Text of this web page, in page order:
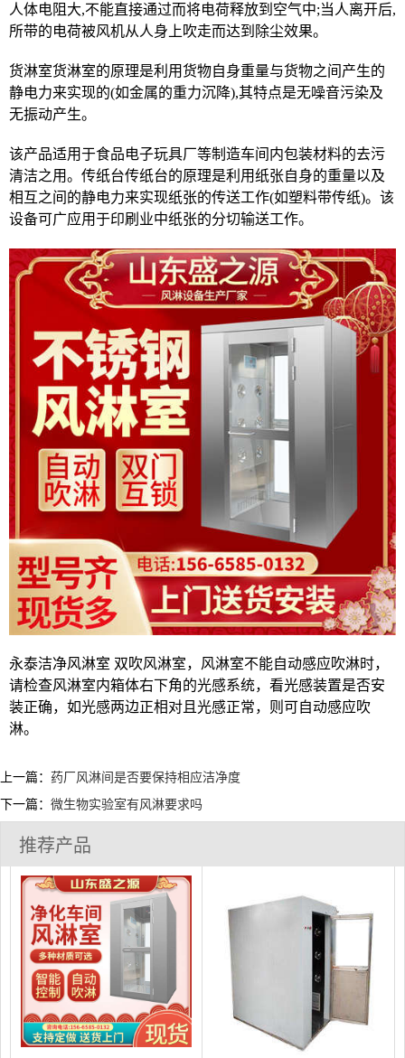
人体电阻大,不能直接通过而将电荷释放到空气中;当人离开后,
所带的电荷被风机从人身上吹走而达到除尘效果。
货淋室货淋室的原理是利用货物自身重量与货物之间产生的
静电力来实现的(如金属的重力沉降),其特点是无噪音污染及
无振动产生。
该产品适用于食品电子玩具厂等制造车间内包装材料的去污
清洁之用。传纸台传纸台的原理是利用纸张自身的重量以及
相互之间的静电力来实现纸张的传送工作(如塑料带传纸)。该
设备可广应用于印刷业中纸张的分切输送工作。
永泰洁净风淋室 双吹风淋室，风淋室不能自动感应吹淋时，
请检查风淋室内箱体右下角的光感系统，看光感装置是否安
装正确，如光感两边正相对且光感正常，则可自动感应吹
淋。
上一篇： 药厂风淋间是否要保持相应洁净度
下一篇： 微生物实验室有风淋要求吗
推荐产品